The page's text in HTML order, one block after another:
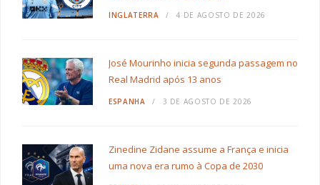
INGLATERRA 4 DE AGOSTO DE 2026
José Mourinho inicia segunda passagem no
Real Madrid após 13 anos
ESPANHA 3 DE AGOSTO DE 2026
Zinedine Zidane assume a França e inicia
uma nova era rumo à Copa de 2030